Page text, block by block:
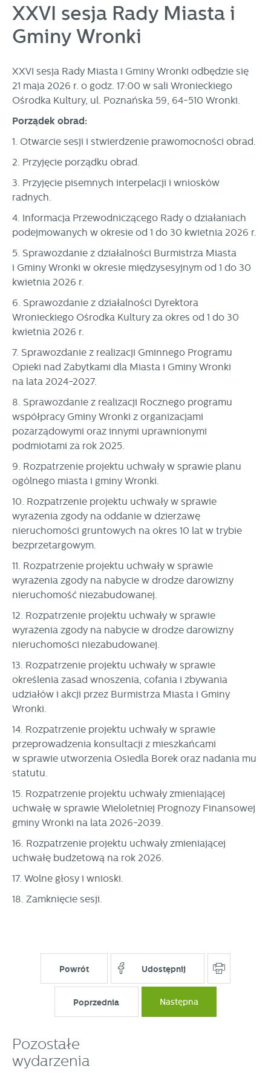
XXVI sesja Rady Miasta i
Gminy Wronki
XXVI sesja Rady Miasta i Gminy Wronki odbędzie się
21 maja 2026 r. o godz. 17:00 w sali Wronieckiego
Ośrodka Kultury, ul. Poznańska 59, 64-510 Wronki.
Porządek obrad:
1. Otwarcie sesji i stwierdzenie prawomocności obrad.
2. Przyjęcie porządku obrad.
3. Przyjęcie pisemnych interpelacji i wniosków
radnych.
4. Informacja Przewodniczącego Rady o działaniach
podejmowanych w okresie od 1 do 30 kwietnia 2026 r.
5. Sprawozdanie z działalności Burmistrza Miasta
i Gminy Wronki w okresie międzysesyjnym od 1 do 30
kwietnia 2026 r.
6. Sprawozdanie z działalności Dyrektora
Wronieckiego Ośrodka Kultury za okres od 1 do 30
kwietnia 2026 r.
7. Sprawozdanie z realizacji Gminnego Programu
Opieki nad Zabytkami dla Miasta i Gminy Wronki
na lata 2024-2027.
8. Sprawozdanie z realizacji Rocznego programu
współpracy Gminy Wronki z organizacjami
pozarządowymi oraz innymi uprawnionymi
podmiotami za rok 2025.
9. Rozpatrzenie projektu uchwały w sprawie planu
ogólnego miasta i gminy Wronki.
10. Rozpatrzenie projektu uchwały w sprawie
wyrażenia zgody na oddanie w dzierżawę
nieruchomości gruntowych na okres 10 lat w trybie
bezprzetargowym.
11. Rozpatrzenie projektu uchwały w sprawie
wyrażenia zgody na nabycie w drodze darowizny
nieruchomość niezabudowanej.
12. Rozpatrzenie projektu uchwały w sprawie
wyrażenia zgody na nabycie w drodze darowizny
nieruchomości niezabudowanej.
13. Rozpatrzenie projektu uchwały w sprawie
określenia zasad wnoszenia, cofania i zbywania
udziałów i akcji przez Burmistrza Miasta i Gminy
Wronki.
14. Rozpatrzenie projektu uchwały w sprawie
przeprowadzenia konsultacji z mieszkańcami
w sprawie utworzenia Osiedla Borek oraz nadania mu
statutu.
15. Rozpatrzenie projektu uchwały zmieniającej
uchwałę w sprawie Wieloletniej Prognozy Finansowej
gminy Wronki na lata 2026-2039.
16. Rozpatrzenie projektu uchwały zmieniającej
uchwałę budżetową na rok 2026.
17. Wolne głosy i wnioski.
18. Zamknięcie sesji.
Powrót Udostępnij
Poprzednia Następna
Pozostałe
wydarzenia
personalizację określonych funkcjonalności czy
prezentowanych treści.
Dzięki tym plikom cookies możemy zapewnić Ci większy
komfort korzystania z funkcjonalności naszej strony poprzez
Wyrażenie zgody na funkcjonalne i personalizacyjne pliki
cookies gwarantuje dostępność większej ilości funkcji na
stronie.
Więcej
Analityczne
Analityczne pliki cookies pomagają nam rozwijać się i
Cookies analityczne pozwalają na uzyskanie informacji w
zakresie wykorzystywania witryny internetowej, miejsca oraz
częstotliwości, z jaką odwiedzane są nasze serwisy www.
Dane pozwalają nam na ocenę naszych serwisów
użytkowników. Zgromadzone informacje są przetwarzane w
formie zanonimizowanej. Wyrażenie zgody na analityczne
pliki cookies gwarantuje dostępność wszystkich
funkcjonalności.
Reklamowe
Dzięki reklamowym plikom cookies prezentujemy Ci
najciekawsze informacje i aktualności na stronach naszych
Promocyjne pliki cookies służą do prezentowania Ci naszych
komunikatów na podstawie analizy Twoich upodobań oraz
Twoich zwyczajów dotyczących przeglądanej witryny
internetowej. Treści promocyjne mogą pojawić się na
stronach podmiotów trzecich lub firm będących naszymi
w charakterze pośredników prezentujących nasze treści w
postaci wiadomości, ofert, komunikatów mediów
społecznościowych.
Więcej